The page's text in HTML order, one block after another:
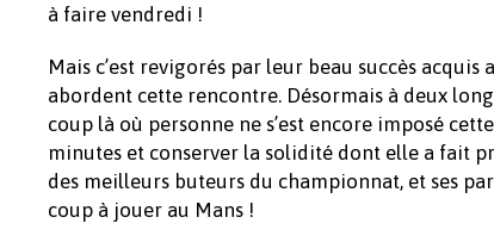
à faire vendredi !
Mais c’est revigorés par leur beau succès
abordent cette rencontre. Désormais à deux
coup là où personne ne s’est encore imposé
minutes et conserver la solidité dont elle a fait
des meilleurs buteurs du championnat, et ses
coup à jouer au Mans !